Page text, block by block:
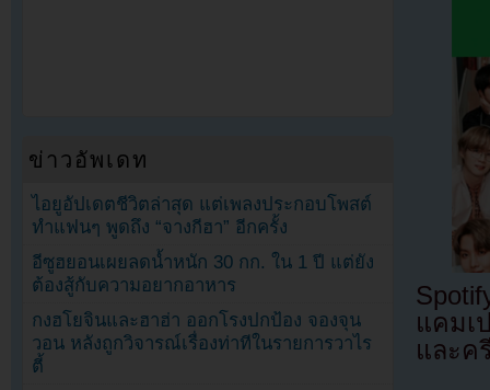
แคมเ
และค
ข่าวอัพเดท
ไอยูอัปเดตชีวิตล่าสุด แต่เพลงประกอบโพสต์
ทำแฟนๆ พูดถึง “จางกีฮา” อีกครั้ง
อีซูฮยอนเผยลดน้ำหนัก 30 กก. ใน 1 ปี แต่ยัง
ต้องสู้กับความอยากอาหาร
กงฮโยจินและฮาฮ่า ออกโรงปกป้อง จองจุน
วอน หลังถูกวิจารณ์เรื่องท่าทีในรายการวาไร
ตี้